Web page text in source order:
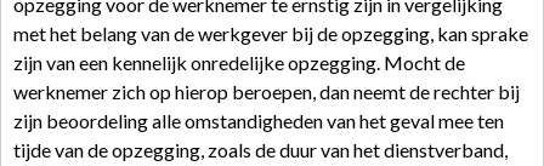
met het belang van de werkgever bij de opzegging, kan sprake
zijn van een kennelijk onredelijke opzegging. Mocht de
werknemer zich op hierop beroepen, dan neemt de rechter bij
zijn beoordeling alle omstandigheden van het geval mee ten
tijde van de opzegging, zoals de duur van het dienstverband,